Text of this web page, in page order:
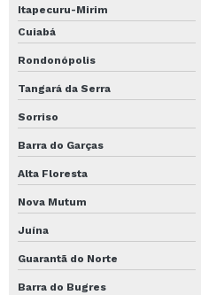
Itapecuru-Mirim
Cuiabá
Rondonópolis
Tangará da Serra
Sorriso
Barra do Garças
Alta Floresta
Nova Mutum
Juína
Guarantã do Norte
Barra do Bugres